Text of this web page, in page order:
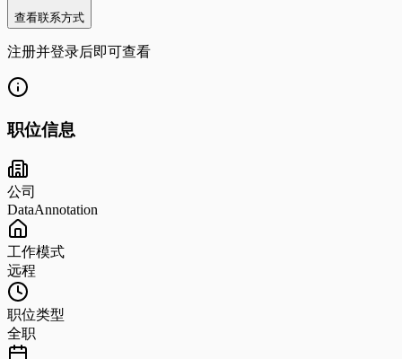
查看联系方式
注册并登录后即可查看
职位信息
公司
DataAnnotation
工作模式
远程
职位类型
全职